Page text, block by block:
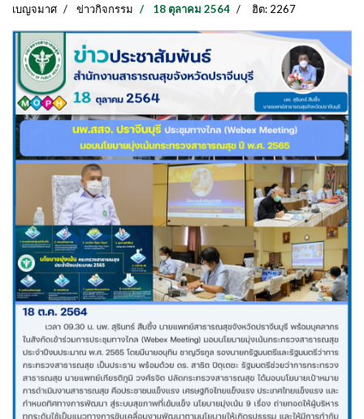
เบญจมาศ ข่าวกิจกรรม 18 ตุลาคม 2564 ฮิต: 2267